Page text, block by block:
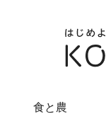
食と農